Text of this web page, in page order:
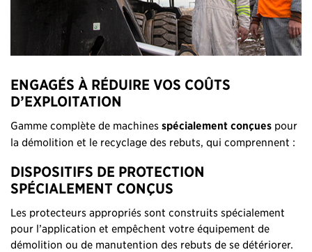
ENGAGÉS À RÉDUIRE VOS COÛTS
D’EXPLOITATION
Gamme complète de machines spécialement conçues pour
la démolition et le recyclage des rebuts, qui comprennent :
DISPOSITIFS DE PROTECTION
SPÉCIALEMENT CONÇUS
Les protecteurs appropriés sont construits spécialement
pour l’application et empêchent votre équipement de
démolition ou de manutention des rebuts de se détériorer.